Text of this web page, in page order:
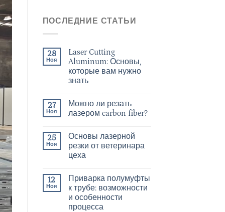
ПОСЛЕДНИЕ СТАТЬИ
28
Ноя
Laser Cutting
Aluminum: Основы,
которые вам нужно
знать
27
Ноя
Можно ли резать
лазером carbon fiber?
25
Ноя
Основы лазерной
резки от ветеринара
цеха
12
Ноя
Приварка полумуфты
к трубе: возможности
и особенности
процесса